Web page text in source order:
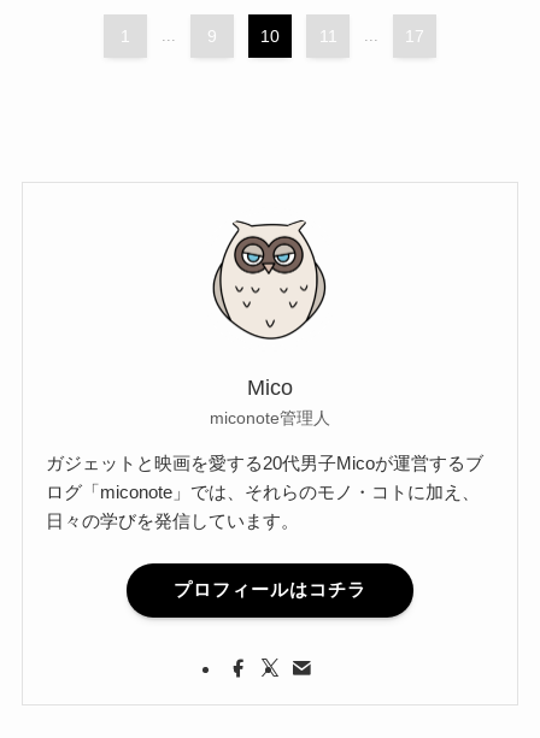
1 ... 9 10 11 ... 17
Mico
miconote管理人
ガジェットと映画を愛する20代男子Micoが運営するブ
ログ「miconote」では、それらのモノ・コトに加え、
日々の学びを発信しています。
プロフィールはコチラ